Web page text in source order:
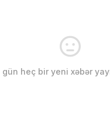
gün heç bir yeni xəbər